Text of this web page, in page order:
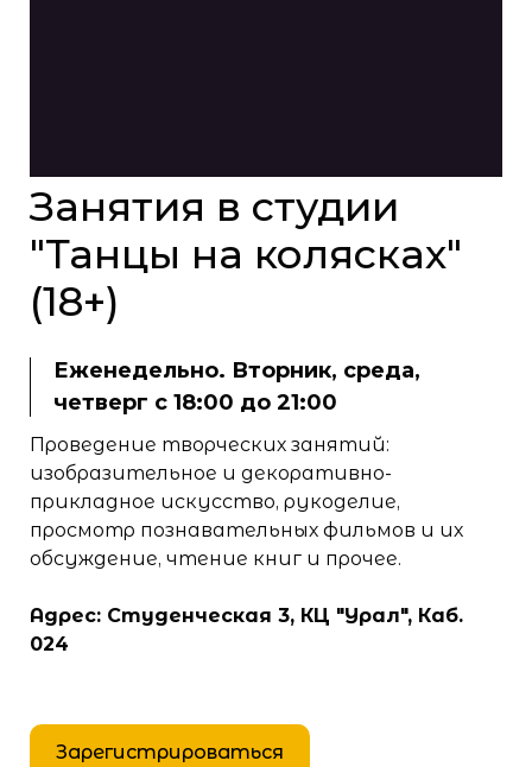
Занятия в студии
"Танцы на колясках"
(18+)
Еженедельно. Вторник, среда,
четверг с 18:00 до 21:00
Проведение творческих занятий:
изобразительное и декоративно-
прикладное искусство, рукоделие,
просмотр познавательных фильмов и их
обсуждение, чтение книг и прочее.
Адрес: Студенческая 3, КЦ "Урал", Каб.
024
Зарегистрироваться